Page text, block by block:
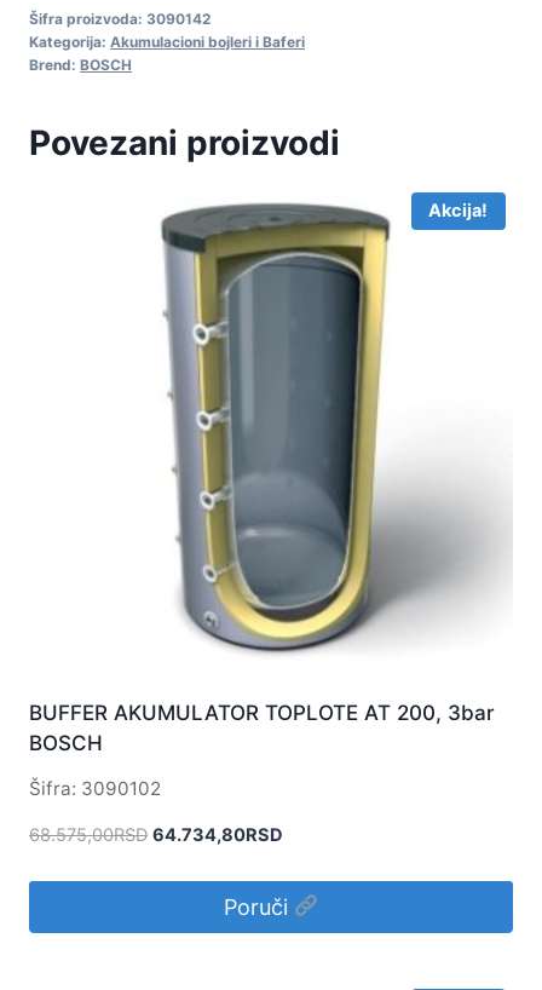
155.802,37RSD.
Šifra proizvoda: 3090142
Kategorija: Akumulacioni bojleri i Baferi
Brend: BOSCH
Povezani proizvodi
Akcija!
BUFFER AKUMULATOR TOPLOTE AT 200, 3bar
BOSCH
Šifra: 3090102
68.575,00RSD Originalna
64.734,80RSD
64.734,80RSD.
Poruči